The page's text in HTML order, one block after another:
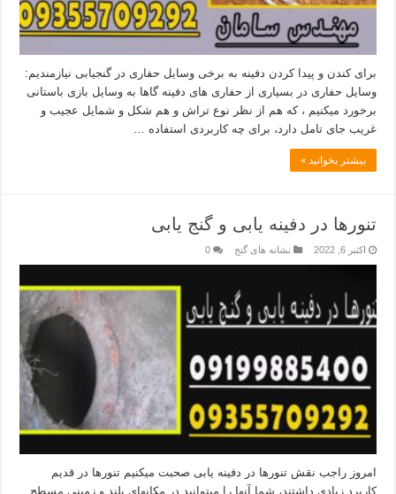
برای کندن و پیدا کردن دفینه به برخی وسایل حفاری در گنجیابی نیازمندیم:
وسایل حفاری در بسیاری از حفاری های دفینه گاها به وسایل بازی باستانی
برخورد میکنیم ، که هم از نظر نوع تراش و هم شکل و شمایل عجیب و
غریب جای تامل دارد، برای چه کاربردی استفاده …
بیشتر بخوانید »
تنورها در دفینه یابی و گنج یابی
اکتبر 6, 2022 نشانه های گنج 0
امروز راجب نقش تنورها در دفینه یابی صحبت میکنیم تنورها در قدیم
کاربرد زیادی داشتند، شما آنها را میتوانید در مکانهای بلند و زمینی مسطح